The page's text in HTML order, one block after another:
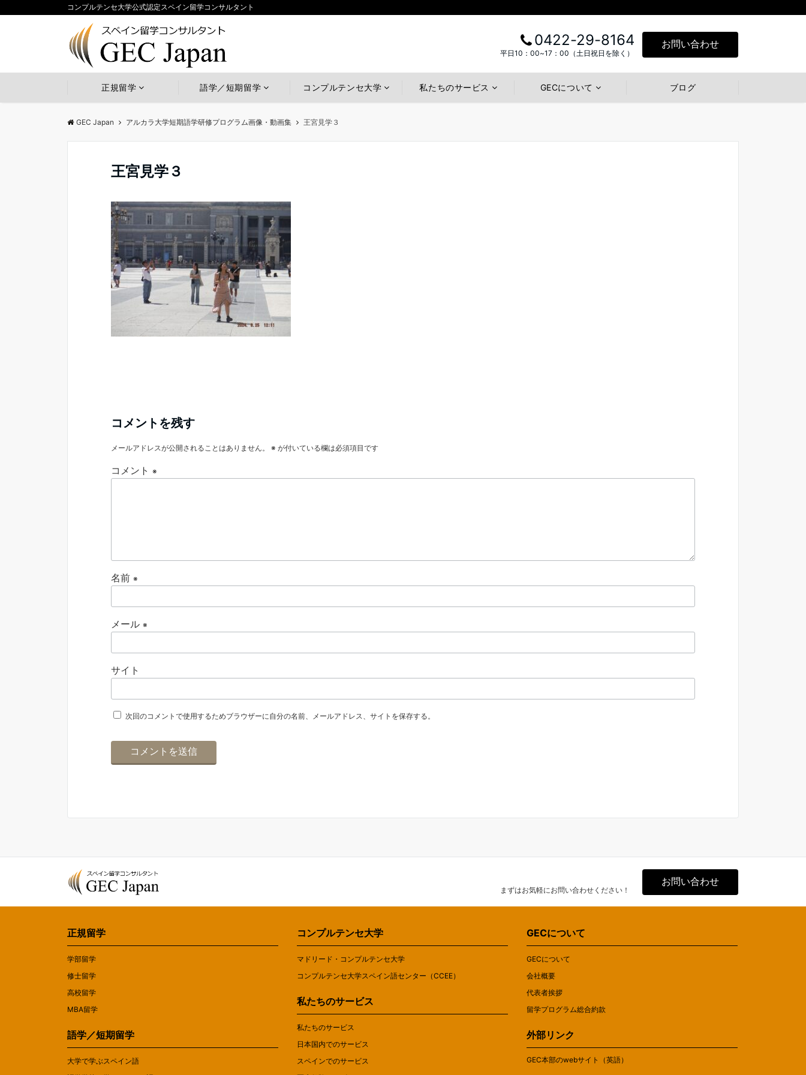
コンプルテンセ大学公式認定スペイン留学コンサルタント
0422-29-8164
平日10：00~17：00（土日祝日を除く）
お問い合わせ
正規留学 語学／短期留学 コンプルテンセ大学 私たちのサービス GECについて ブログ
GEC Japan アルカラ大学短期語学研修プログラム画像・動画集 王宮見学３
王宮見学３
コメントを残す
メールアドレスが公開されることはありません。 ※ が付いている欄は必須項目です
コメント ※
名前 ※
メール ※
サイト
次回のコメントで使用するためブラウザーに自分の名前、メールアドレス、サイトを保存する。
まずはお気軽にお問い合わせください！
お問い合わせ
正規留学
学部留学
修士留学
高校留学
MBA留学
語学／短期留学
大学で学ぶスペイン語
コンプルテンセ大学
マドリード・コンプルテンセ大学
コンプルテンセ大学スペイン語センター（CCEE）
私たちのサービス
私たちのサービス
日本国内でのサービス
スペインでのサービス
GECについて
GECについて
会社概要
代表者挨拶
留学プログラム総合約款
外部リンク
GEC本部のwebサイト（英語）